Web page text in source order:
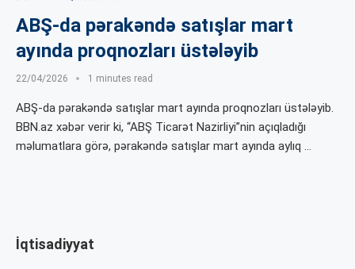
ABŞ-da pərakəndə satışlar mart
ayında proqnozları üstələyib
22/04/2026 1 minutes read
ABŞ-da pərakəndə satışlar mart ayında proqnozları üstələyib.
BBN.az xəbər verir ki, “ABŞ Ticarət Nazirliyi”nin açıqladığı
məlumatlara görə, pərakəndə satışlar mart ayında aylıq …
İqtisadiyyat